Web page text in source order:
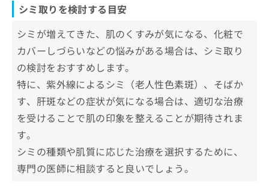
シミってなに？シミについての基礎知
1．シミとは
2．シミ発症のメカニズム
3．シミの種類
シミの5つの種類＆それぞれに適した施
術
1．老人性色素斑
2．雀卵斑(そばかす)
3．ADM(後天性真皮メラノーシス)
5．炎症後の色素沈着
シミ取りの主な治療法一覧
シミ取りを受ける際に知っておくべき
肌の状態を詳しく知る
アフターケアと日常のスキンケア
治療法の選択とリスクの理解
シミ取りについてのよくある質問10選！
シミ取りを検討する目安
シミが増えてきた、肌のくすみが気になる、化粧で
カバーしづらいなどの悩みがある場合は、シミ取り
の検討をおすすめします。
特に、紫外線によるシミ（老人性色素斑）、そばか
す、肝斑などの症状が気になる場合は、適切な治療
を受けることで肌の印象を整えることが期待されま
す。
シミの種類や肌質に応じた治療を選択するために、
専門の医師に相談すると良いでしょう。
わ
は
こ
ち
ら